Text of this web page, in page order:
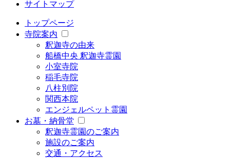
サイトマップ
トップページ
寺院案内
釈迦寺の由来
船橋中央 釈迦寺霊園
小室寺院
稲毛寺院
八柱別院
関西本院
エンジェルペット霊園
お墓・納骨堂
釈迦寺霊園のご案内
施設のご案内
交通・アクセス